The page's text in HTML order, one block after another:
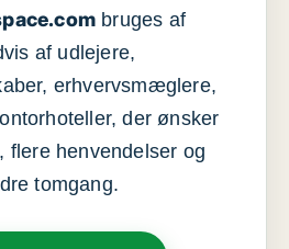
bruges af
af udlejere,
erhvervsmæglere,
der ønsker
flere henvendelser og
tomgang.